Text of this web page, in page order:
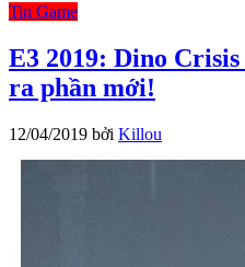
Tin Game
E3 2019: Dino
ra phần mới!
12/04/2019 bởi Killou